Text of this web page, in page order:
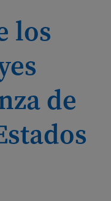
los
de